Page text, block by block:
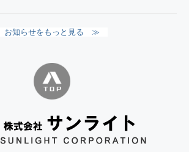
お知らせをもっと見る ≫